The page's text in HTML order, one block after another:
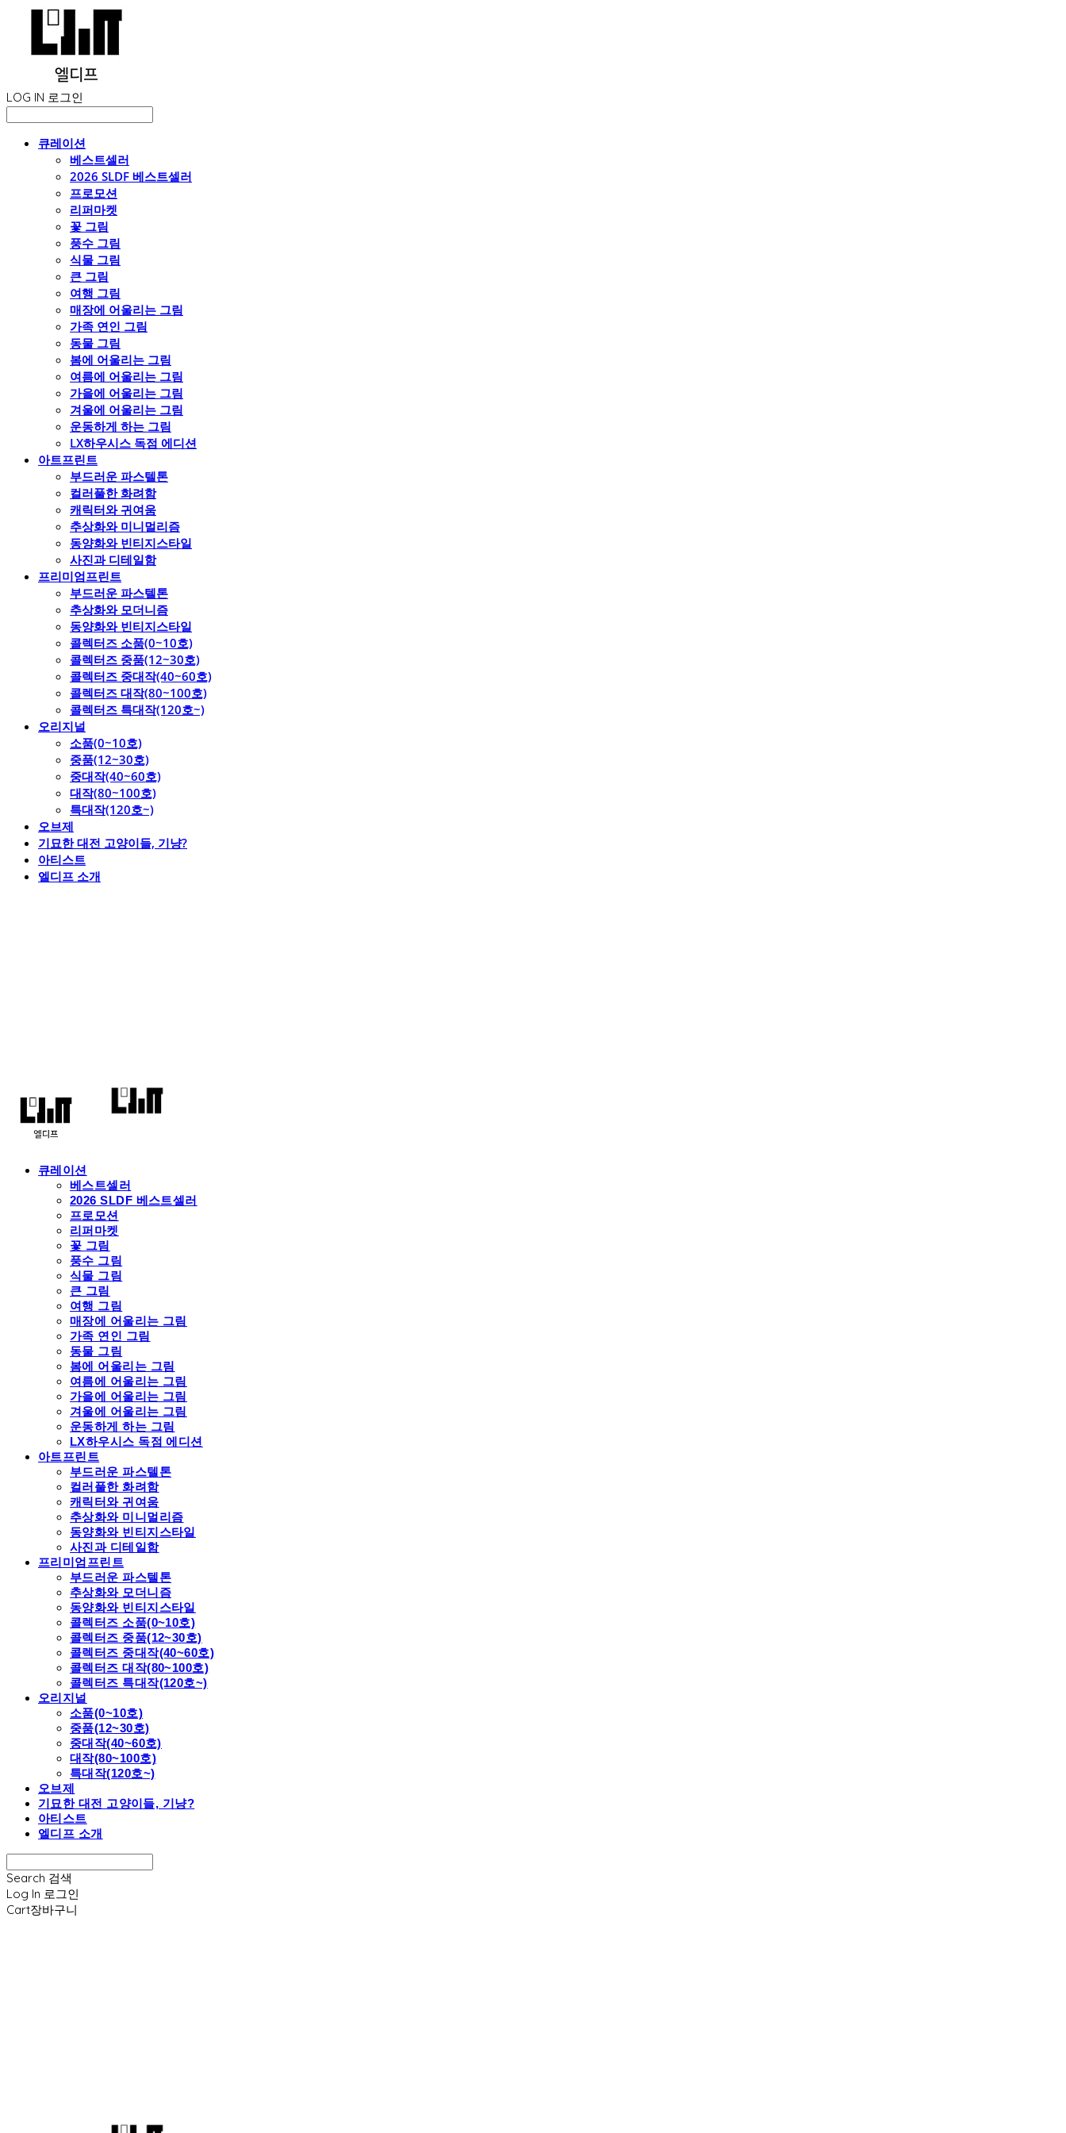
LOG IN 로그인
큐레이션
베스트셀러
2026 SLDF 베스트셀러
프로모션
리퍼마켓
꽃 그림
풍수 그림
식물 그림
큰 그림
여행 그림
매장에 어울리는 그림
가족 연인 그림
동물 그림
봄에 어울리는 그림
여름에 어울리는 그림
가을에 어울리는 그림
겨울에 어울리는 그림
운동하게 하는 그림
LX하우시스 독점 에디션
아트프린트
부드러운 파스텔톤
컬러풀한 화려함
캐릭터와 귀여움
추상화와 미니멀리즘
동양화와 빈티지스타일
사진과 디테일함
프리미엄프린트
부드러운 파스텔톤
추상화와 모더니즘
동양화와 빈티지스타일
콜렉터즈 소품(0~10호)
콜렉터즈 중품(12~30호)
콜렉터즈 중대작(40~60호)
콜렉터즈 대작(80~100호)
콜렉터즈 특대작(120호~)
오리지널
소품(0~10호)
중품(12~30호)
중대작(40~60호)
대작(80~100호)
특대작(120호~)
오브제
기묘한 대전 고양이들, 기냥?
아티스트
엘디프 소개
큐레이션
베스트셀러
2026 SLDF 베스트셀러
프로모션
리퍼마켓
꽃 그림
풍수 그림
식물 그림
큰 그림
여행 그림
매장에 어울리는 그림
가족 연인 그림
동물 그림
봄에 어울리는 그림
여름에 어울리는 그림
가을에 어울리는 그림
겨울에 어울리는 그림
운동하게 하는 그림
LX하우시스 독점 에디션
아트프린트
부드러운 파스텔톤
컬러풀한 화려함
캐릭터와 귀여움
추상화와 미니멀리즘
동양화와 빈티지스타일
사진과 디테일함
프리미엄프린트
부드러운 파스텔톤
추상화와 모더니즘
동양화와 빈티지스타일
콜렉터즈 소품(0~10호)
콜렉터즈 중품(12~30호)
콜렉터즈 중대작(40~60호)
콜렉터즈 대작(80~100호)
콜렉터즈 특대작(120호~)
오리지널
소품(0~10호)
중품(12~30호)
중대작(40~60호)
대작(80~100호)
특대작(120호~)
오브제
기묘한 대전 고양이들, 기냥?
아티스트
엘디프 소개
Search 검색
Log In 로그인
Cart장바구니